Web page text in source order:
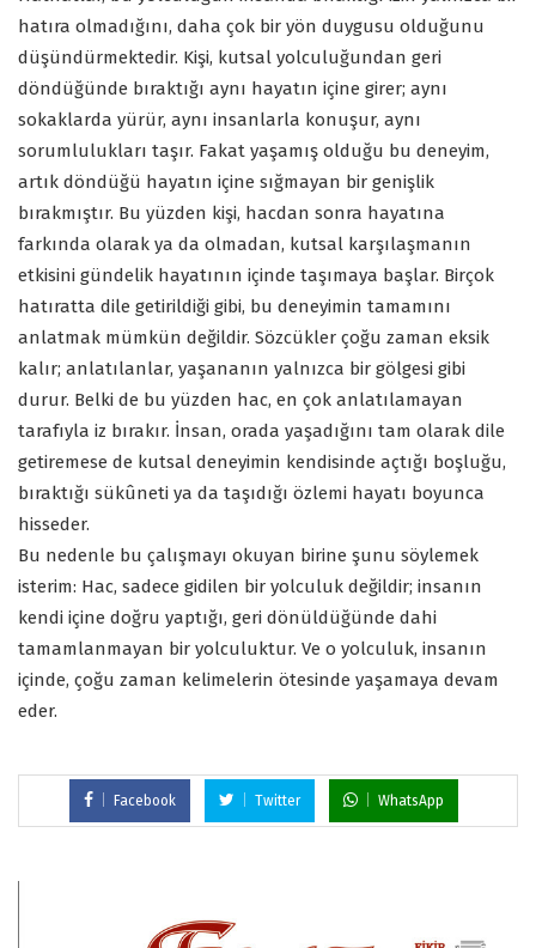
hatıra olmadığını, daha çok bir yön duygusu olduğunu
düşündürmektedir. Kişi, kutsal yolculuğundan geri
döndüğünde bıraktığı aynı hayatın içine girer; aynı
sokaklarda yürür, aynı insanlarla konuşur, aynı
sorumlulukları taşır. Fakat yaşamış olduğu bu deneyim,
artık döndüğü hayatın içine sığmayan bir genişlik
bırakmıştır. Bu yüzden kişi, hacdan sonra hayatına
farkında olarak ya da olmadan, kutsal karşılaşmanın
etkisini gündelik hayatının içinde taşımaya başlar. Birçok
hatıratta dile getirildiği gibi, bu deneyimin tamamını
anlatmak mümkün değildir. Sözcükler çoğu zaman eksik
kalır; anlatılanlar, yaşananın yalnızca bir gölgesi gibi
durur. Belki de bu yüzden hac, en çok anlatılamayan
tarafıyla iz bırakır. İnsan, orada yaşadığını tam olarak dile
getiremese de kutsal deneyimin kendisinde açtığı boşluğu,
bıraktığı sükûneti ya da taşıdığı özlemi hayatı boyunca
hisseder.
Bu nedenle bu çalışmayı okuyan birine şunu söylemek
isterim: Hac, sadece gidilen bir yolculuk değildir; insanın
kendi içine doğru yaptığı, geri dönüldüğünde dahi
tamamlanmayan bir yolculuktur. Ve o yolculuk, insanın
içinde, çoğu zaman kelimelerin ötesinde yaşamaya devam
eder.
Facebook Twitter WhatsApp